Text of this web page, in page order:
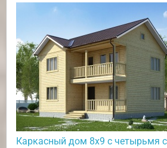
Каркасный дом 8х9 с четырьмя